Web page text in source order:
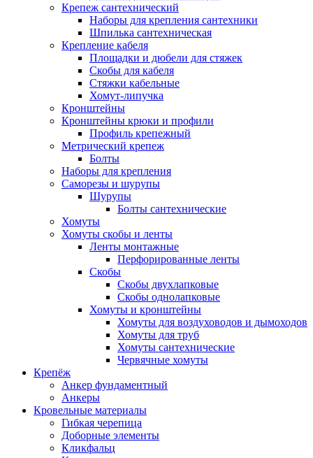
Крепеж сантехнический
Наборы для крепления сантехники
Шпилька сантехническая
Крепление кабеля
Площадки и дюбели для стяжек
Скобы для кабеля
Стяжки кабельные
Хомут-липучка
Кронштейны
Кронштейны крюки и профили
Профиль крепежный
Метрический крепеж
Болты
Наборы для крепления
Саморезы и шурупы
Шурупы
Болты сантехнические
Хомуты
Хомуты скобы и ленты
Ленты монтажные
Перфорированные ленты
Скобы
Скобы двухлапковые
Скобы однолапковые
Хомуты и кронштейны
Хомуты для воздуховодов и дымоходов
Хомуты для труб
Хомуты сантехнические
Червячные хомуты
Крепёж
Анкер фундаментный
Анкеры
Кровельные материалы
Гибкая черепица
Доборные элементы
Кликфальц